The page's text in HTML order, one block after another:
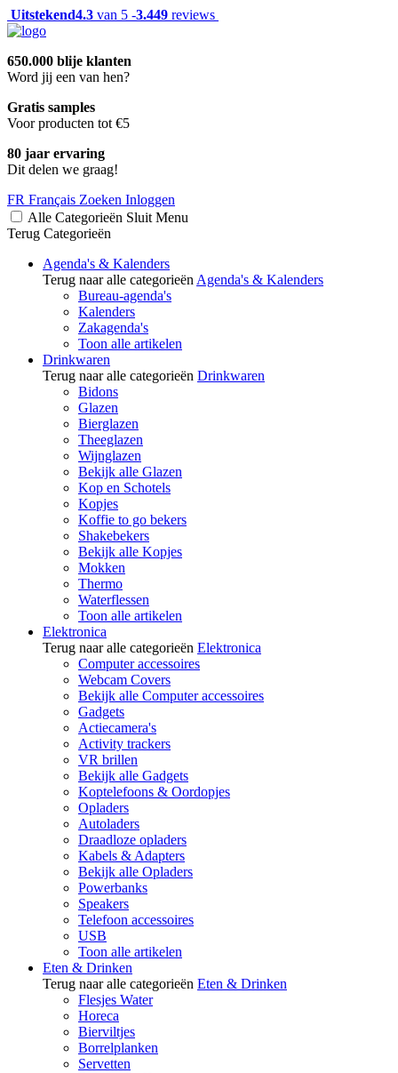
Uitstekend4.3 van 5 -3.449 reviews
650.000 blije klanten
Word jij een van hen?
Gratis samples
Voor producten tot €5
80 jaar ervaring
Dit delen we graag!
FR Français Zoeken Inloggen
Alle Categorieën Sluit Menu
Terug Categorieën
Agenda's & Kalenders
Terug naar alle categorieën Agenda's & Kalenders
Bureau-agenda's
Kalenders
Zakagenda's
Toon alle artikelen
Drinkwaren
Terug naar alle categorieën Drinkwaren
Bidons
Glazen
Bierglazen
Theeglazen
Wijnglazen
Bekijk alle Glazen
Kop en Schotels
Kopjes
Koffie to go bekers
Shakebekers
Bekijk alle Kopjes
Mokken
Thermo
Waterflessen
Toon alle artikelen
Elektronica
Terug naar alle categorieën Elektronica
Computer accessoires
Webcam Covers
Bekijk alle Computer accessoires
Gadgets
Actiecamera's
Activity trackers
VR brillen
Bekijk alle Gadgets
Koptelefoons & Oordopjes
Opladers
Autoladers
Draadloze opladers
Kabels & Adapters
Bekijk alle Opladers
Powerbanks
Speakers
Telefoon accessoires
USB
Toon alle artikelen
Eten & Drinken
Terug naar alle categorieën Eten & Drinken
Flesjes Water
Horeca
Bierviltjes
Borrelplanken
Servetten